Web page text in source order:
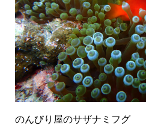
のんびり屋のサザナミフグ